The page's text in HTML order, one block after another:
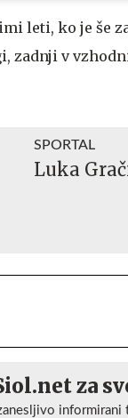
leti, ko je še
zadnji v
SPORTAL
Luka
za
informirani